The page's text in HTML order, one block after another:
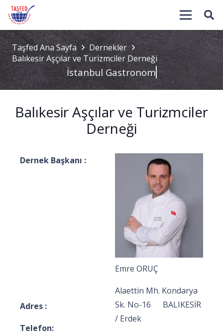
Taşfed Ana Sayfa
Dernekler
Balıkesir Aşçılar ve Turizmciler Derneği
İstanbul Gastronomi
Balıkesir Aşçılar ve Turizmciler
Derneği
Dernek Başkanı :
Adres :
Telefon:
Emre ORUÇ
Alaettin Mh. Kondarya
Sk. No-16 BALIKESİR
/ Erdek